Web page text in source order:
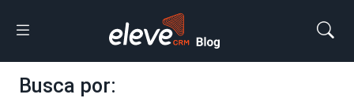
Busca por: